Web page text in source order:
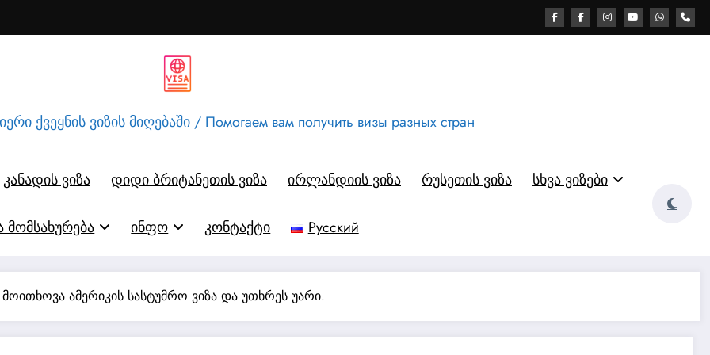
ქვეყნის ვიზის მიღებაში / Помогаем вам получить визы разных стран
კანადის ვიზა დიდი ბრიტანეთის ვიზა ირლანდიის ვიზა რუსეთის ვიზა სხვა ვიზები
მომსახურება ინფო კონტაქტი Русский
ამერიკის სასტუმრო ვიზა და უთხრეს უარი.